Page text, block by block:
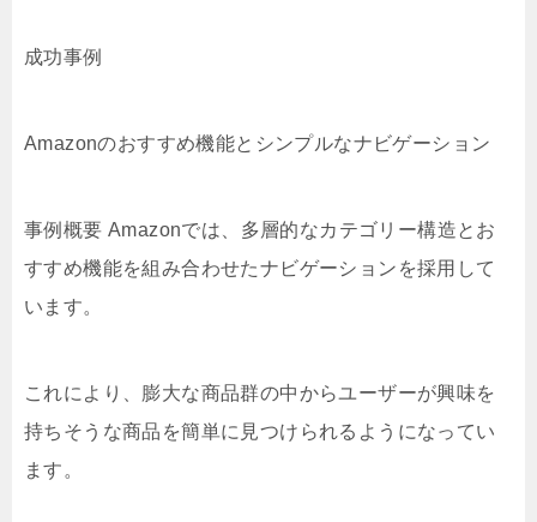
成功事例
Amazonのおすすめ機能とシンプルなナビゲーション
事例概要 Amazonでは、多層的なカテゴリー構造とお
すすめ機能を組み合わせたナビゲーションを採用して
います。
これにより、膨大な商品群の中からユーザーが興味を
持ちそうな商品を簡単に見つけられるようになってい
ます。